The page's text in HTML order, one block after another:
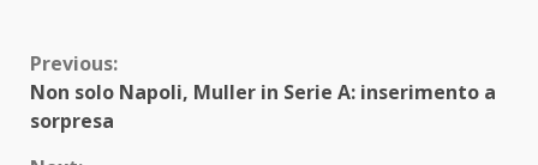
Continue
Reading
Previous:
Non solo Napoli, Muller in Serie A: inserimento a
sorpresa